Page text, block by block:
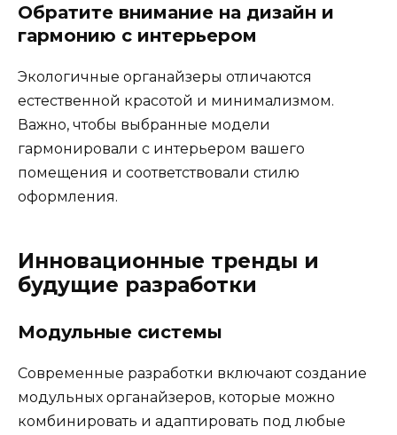
Обратите внимание на дизайн и
гармонию с интерьером
Экологичные органайзеры отличаются
естественной красотой и минимализмом.
Важно, чтобы выбранные модели
гармонировали с интерьером вашего
помещения и соответствовали стилю
оформления.
Инновационные тренды и
будущие разработки
Модульные системы
Современные разработки включают создание
модульных органайзеров, которые можно
комбинировать и адаптировать под любые